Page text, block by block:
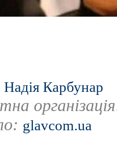
Надія Карбунар
glavcom.ua